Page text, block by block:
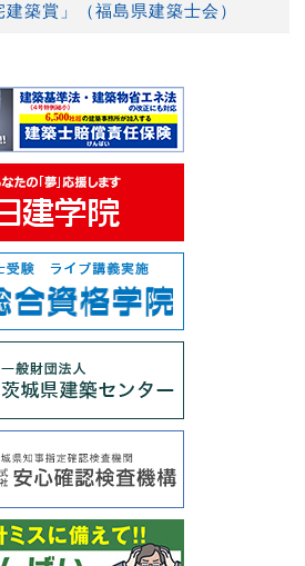
築賞」（福島県建築士会）